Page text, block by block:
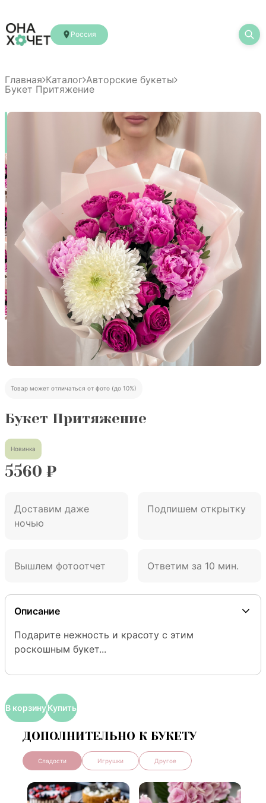
Россия
Главная Каталог Авторские букеты
Букет Притяжение
Товар может отличаться от фото (до 10%)
Букет Притяжение
Новинка
5560 ₽
Доставим даже
ночью
Подпишем открытку
Вышлем фотоотчет Ответим за 10 мин.
Описание
Подарите нежность и красоту с этим
роскошным букет...
В корзинуКупить
ДОПОЛНИТЕЛЬНО К БУКЕТУ
Сладости Игрушки Другое